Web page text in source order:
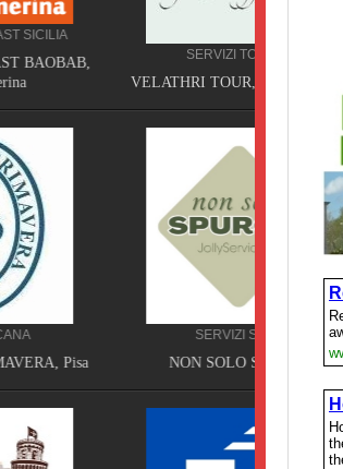
SERVIZI TOSCANA
VELATHRI TOUR, Casciana Terme
NON SOLO SPURGHI,